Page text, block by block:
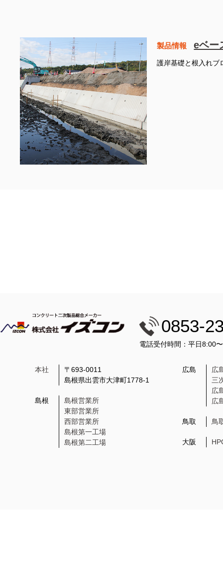
製品情報 eベー
護岸基礎と根入れブ
0853-
電話受付時間：平日8:00
本社
〒693-0011
島根県出雲市大津町1778-1
島根
島根営業所
東部営業所
西部営業所
島根第一工場
島根第二工場
広島
広
三
広
広
鳥取 鳥
大阪